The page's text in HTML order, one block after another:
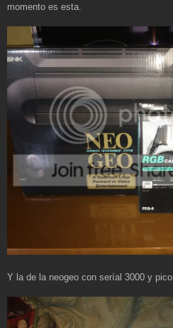
momento es esta.
Y la de la neogeo con seríal 3000 y pico.